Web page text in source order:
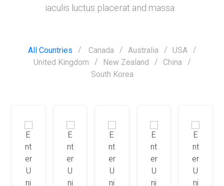
iaculis luctus placerat and massa
All Countries Canada Australia
USA
United Kingdom
New Zealand
China
South Korea